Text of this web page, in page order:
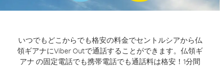
いつでもどこからでも格安の料金でセントルシアから仏
領ギアナにViber Outで通話することができます。 仏領ギ
アナ の固定電話でも携帯電話でも通話料は格安！1分間